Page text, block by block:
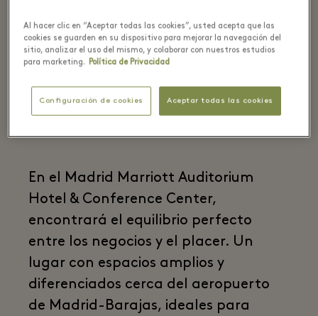
By Las Rozas Village
En el Madrid Marriott Auditorium
Hotel & Conference Center,
encontrará el equilibrio perfecto
entre los negocios y el placer. Un
lugar con espacios amplios y
diferenciados cerca del aeropuerto
de Madrid-Barajas, ideales para
Al hacer clic en “Aceptar todas las cookies”, usted acepta que las
cookies se guarden en su dispositivo para mejorar la navegación del
sitio, analizar el uso del mismo, y colaborar con nuestros estudios
para marketing.
Política de Privacidad
Configuración de cookies Aceptar todas las cookies